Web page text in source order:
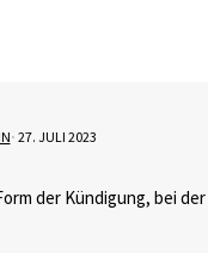
⋅ 27. JULI 2023
der Kündigung, bei